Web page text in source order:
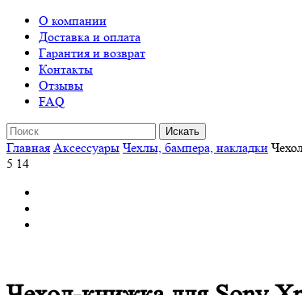
О компании
Доставка и оплата
Гарантия и возврат
Контакты
Отзывы
FAQ
Главная Аксессуары Чехлы, бампера, накладки
5 14